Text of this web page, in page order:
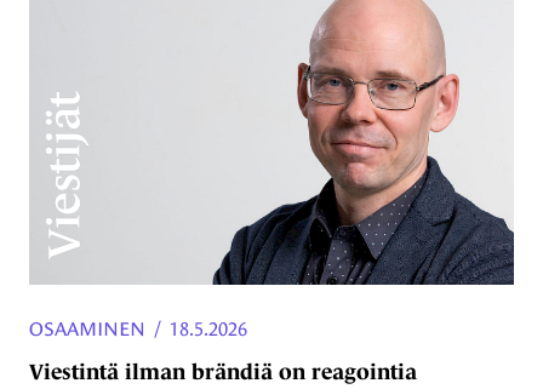
Viestintä ilman brändiä on reagointia
OSAAMINEN / 18.5.2026